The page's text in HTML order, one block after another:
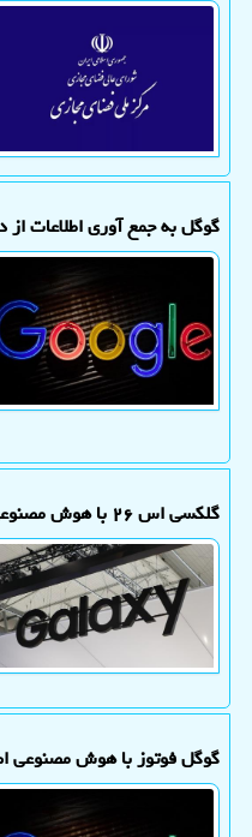
گوگل به جمع آوری اطلاعات
گلکسی اس ۲۶ با هوش مصنوعی Perplexicy می آید
گوگل فوتوز با هوش مصنوعی